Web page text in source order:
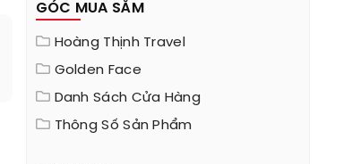
GÓC MUA SẮM
Hoàng Thịnh Travel
Golden Face
Danh Sách Cửa Hàng
Thông Số Sản Phẩm